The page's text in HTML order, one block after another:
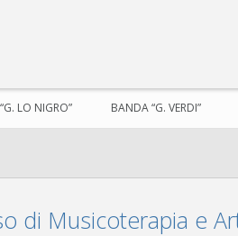
LO NIGRO” BANDA “G. VERDI”
di Musicoterapia e